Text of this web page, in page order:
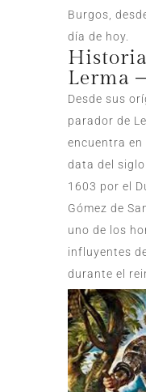
Burgos,
día de hoy.
Lerma
Desde sus
parador de
encuentra
data del
1603 por el
Gómez de
uno de los
influyentes
durante el